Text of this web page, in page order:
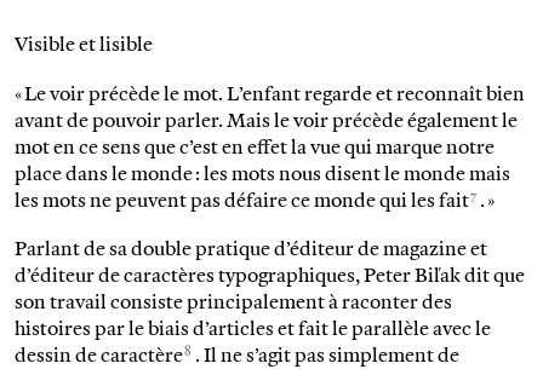
Visible et lisible
« Le voir précède le mot. L’enfant regarde et reconnaît bien
avant de pouvoir parler. Mais le voir précède également le
mot en ce sens que c’est en effet la vue qui marque notre
place dans le monde : les mots nous disent le monde mais
les mots ne peuvent pas défaire ce monde qui les fait7 . »
Parlant de sa double pratique d’éditeur de magazine et
d’éditeur de caractères typographiques, Peter Biľak dit que
son travail consiste principalement à raconter des
histoires par le biais d’articles et fait le parallèle avec le
dessin de caractère8 . Il ne s’agit pas simplement de